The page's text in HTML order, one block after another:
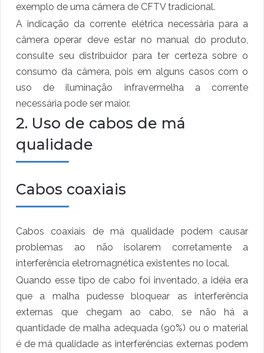
exemplo de uma câmera de CFTV tradicional.
A indicação da corrente elétrica necessária para a
câmera operar deve estar no manual do produto,
consulte seu distribuidor para ter certeza sobre o
consumo da câmera, pois em alguns casos com o
uso de iluminação infravermelha a corrente
necessária pode ser maior.
2. Uso de cabos de má
qualidade
Cabos coaxiais
Cabos coaxiais de má qualidade podem causar
problemas ao não isolarem corretamente a
interferência eletromagnética existentes no local.
Quando esse tipo de cabo foi inventado, a idéia era
que a malha pudesse bloquear as interferência
externas que chegam ao cabo, se não há a
quantidade de malha adequada (90%) ou o material
é de má qualidade as interferências externas podem